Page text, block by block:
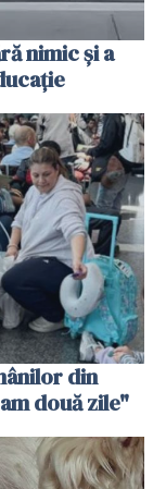
nimic și a
din
două zile"